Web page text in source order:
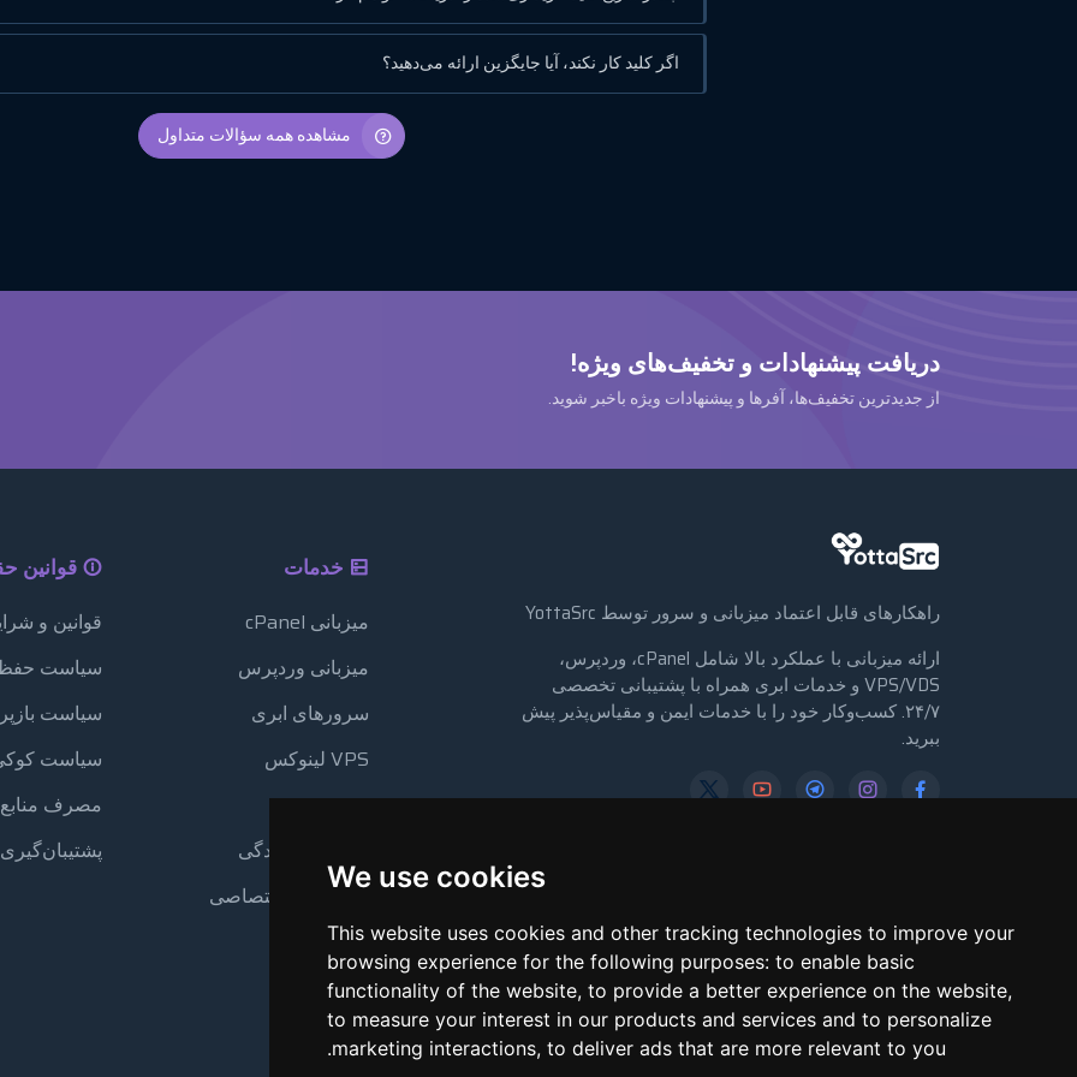
We use cookies
This website uses cookies and other tracking technologies to improve your
browsing experience for the following purposes: to enable basic
functionality of the website, to provide a better experience on the website,
to measure your interest in our products and services and to personalize
marketing interactions, to deliver ads that are more relevant to you
.
اگر کلید کار نکند، آیا جایگزین ارائه می‌دهید؟
مشاهده همه سؤالات متداول
دریافت پیشنهادات و تخفیف‌های ویژه!
از جدیدترین تخفیف‌ها، آفرها و پیشنهادات ویژه باخبر شوید.
راهکارهای قابل اعتماد میزبانی و سرور توسط YottaSrc
ارائه میزبانی با عملکرد بالا شامل cPanel، وردپرس،
VPS/VDS و خدمات ابری همراه با پشتیبانی تخصصی
۲۴/۷. کسب‌وکار خود را با خدمات ایمن و مقیاس‌پذیر پیش
ببرید.
خدمات
میزبانی cPanel
میزبانی وردپرس
سرورهای ابری
VPS لینوکس
VPS ویندوز
میزبانی نمایندگی
سرورهای اختصاصی
قوانین
قوانین و
سیاست
سیاست
سیاست
مصرف منابع
Copyright © 2018 - 2026 کلیه حقوق محفوظ است